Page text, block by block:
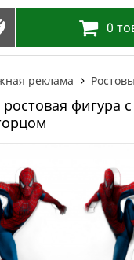
0
реклама
фигура с